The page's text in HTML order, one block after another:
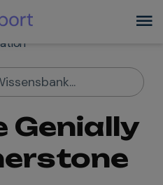
Genially